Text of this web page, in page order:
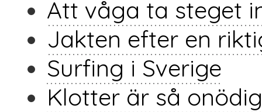
Att våga ta steget
Jakten efter en
Surfing i Sverige
Klotter är så